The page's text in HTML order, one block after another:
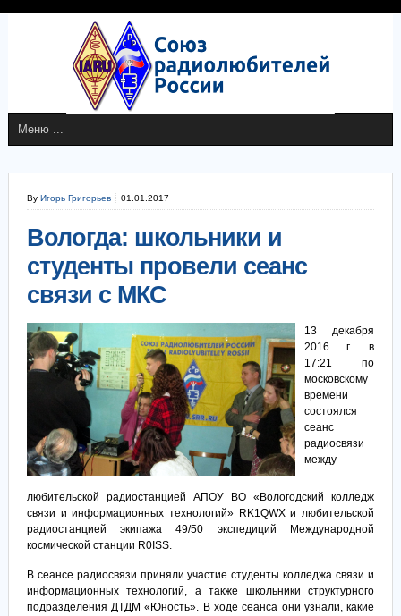
By Игорь Григорьев 01.01.2017
Вологда: школьники и
студенты провели сеанс
связи с МКС
13 декабря
2016 г. в
17:21 по
московскому
времени
состоялся
сеанс
радиосвязи
между
любительской радиостанцией АПОУ ВО «Вологодский колледж
связи и информационных технологий» RK1QWX и любительской
радиостанцией экипажа 49/50 экспедиций Международной
космической станции R0ISS.
В сеансе радиосвязи приняли участие студенты колледжа связи и
информационных технологий, а также школьники структурного
подразделения ДТДМ «Юность». В ходе сеанса они узнали, какие